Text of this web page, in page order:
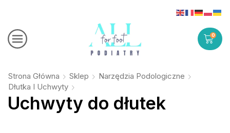
0
Strona Główna Sklep
Narzędzia Podologiczne
Dłutka I Uchwyty
Uchwyty do dłutek